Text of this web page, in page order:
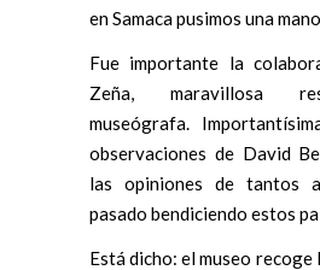
en Samaca pusimos una mano.
Fue importante la
Zeña, maravillosa
museógrafa.
observaciones de David
las opiniones de tantos
pasado bendiciendo estos
Está dicho: el museo